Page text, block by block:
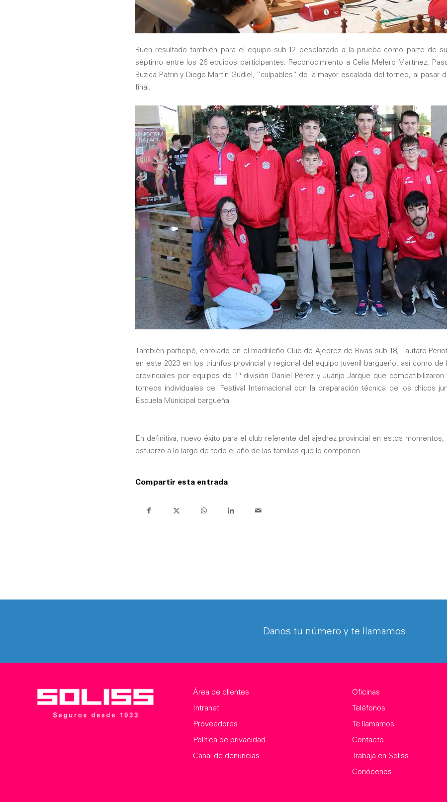
Buen resultado también para el equipo sub-12 desplazado a la prueba como parte de
séptimo entre los 26 equipos participantes. Reconocimiento a Celia Melero Martínez,
Buzica Patrin y Diego Martín Gudiel, “culpables” de la mayor escalada del torneo, al pasar
final.
También participó, enrolado en el madrileño Club de Ajedrez de Rivas sub-18, Lautaro
en este 2023 en los triunfos provincial y regional del equipo juvenil bargueño, así como
provinciales por equipos de 1ª división Daniel Pérez y Juanjo Jarque que
torneos individuales del Festival Internacional con la preparación técnica de los chicos
Escuela Municipal bargueña.
En definitiva, nuevo éxito para el club referente del ajedrez provincial en estos momentos,
esfuerzo a lo largo de todo el año de las familias que lo componen.
Compartir esta entrada
Danos tu número y te llamamos
Área de clientes
Intranet
Proveedores
Política de privacidad
Canal de denuncias
Oficinas
Teléfonos
Te llamamos
Contacto
Trabaja en Soliss
Conócenos